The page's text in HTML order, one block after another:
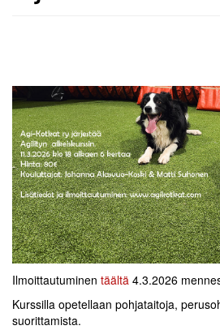
Ilmoittautuminen täältä 4.3.2026
Kurssilla opetellaan pohjataitoja,
suorittamista.